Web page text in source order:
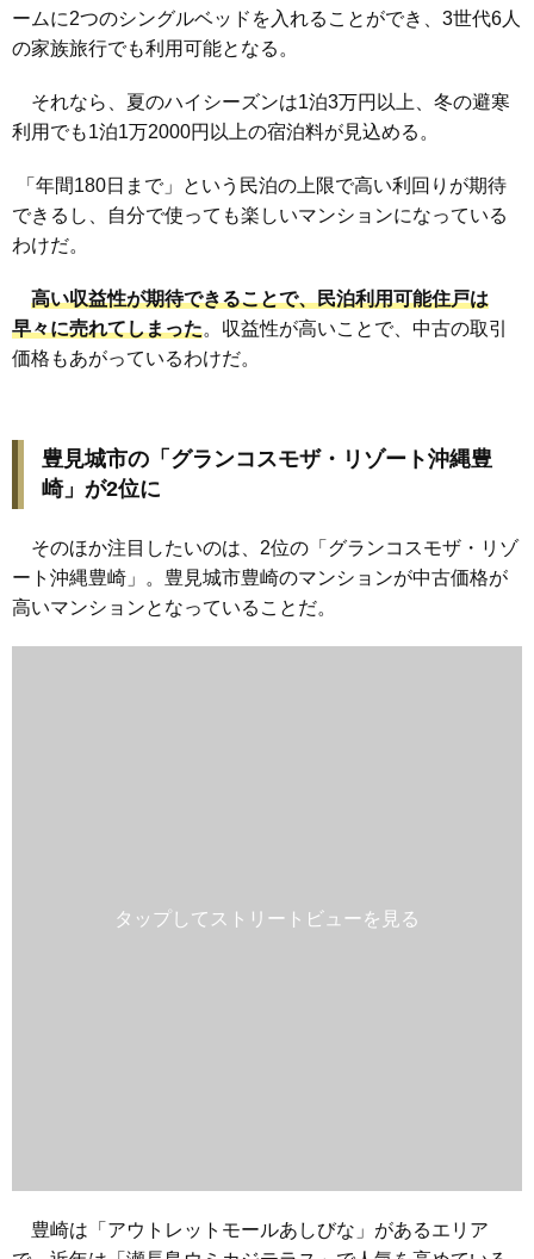
ームに2つのシングルベッドを入れることができ、3世代6人
の家族旅行でも利用可能となる。
それなら、夏のハイシーズンは1泊3万円以上、冬の避寒
利用でも1泊1万2000円以上の宿泊料が見込める。
「年間180日まで」という民泊の上限で高い利回りが期待
できるし、自分で使っても楽しいマンションになっている
わけだ。
高い収益性が期待できることで、民泊利用可能住戸は
早々に売れてしまった。収益性が高いことで、中古の取引
価格もあがっているわけだ。
豊見城市の「グランコスモザ・リゾート沖縄豊
崎」が2位に
そのほか注目したいのは、2位の「グランコスモザ・リゾ
ート沖縄豊崎」。豊見城市豊崎のマンションが中古価格が
高いマンションとなっていることだ。
豊崎は「アウトレットモールあしびな」があるエリア